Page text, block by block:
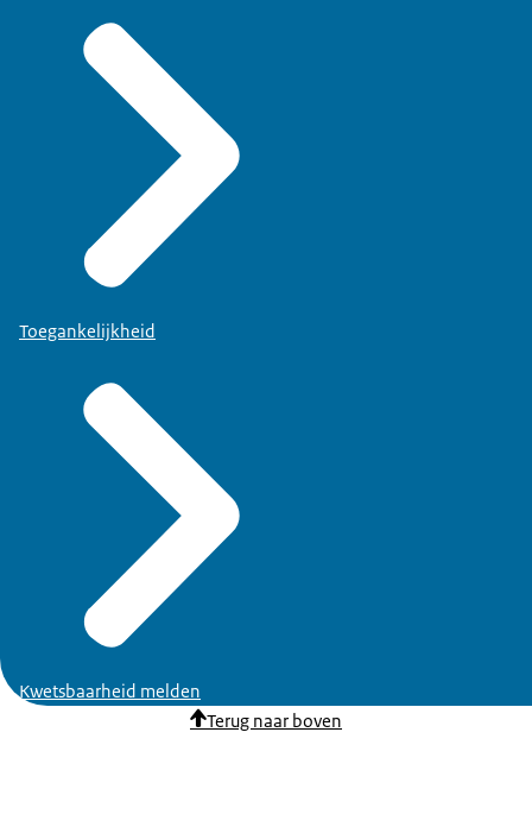
Toegankelijkheid
Kwetsbaarheid melden
Terug naar boven